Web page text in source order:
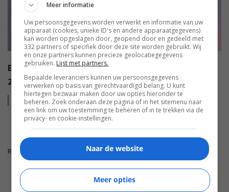
EISA AWARDS: WAT ZIJN DE BESTE PRODUCTEN VAN
2022?
Leesmeer
Reacties zijn gesloten.
ADVERTENTIE
Meer informatie
Uw persoonsgegevens worden verwerkt en informatie van uw
apparaat (cookies, unieke ID's en andere apparaatgegevens)
kan worden opgeslagen door, geopend door en gedeeld met
332 partners of specifiek door deze site worden gebruikt. Wij
en onze partners kunnen precieze geolocatiegegevens
gebruiken. Lijst met partners.
Bepaalde leveranciers kunnen uw persoonsgegevens
verwerken op basis van gerechtvaardigd belang. U kunt
hiertegen bezwaar maken door uw opties hieronder te
beheren. Zoek onderaan deze pagina of in het sitemenu naar
een link om uw toestemming te beheren of in te trekken via de
privacy- en cookie-instellingen.
Naar de website
Meer opties